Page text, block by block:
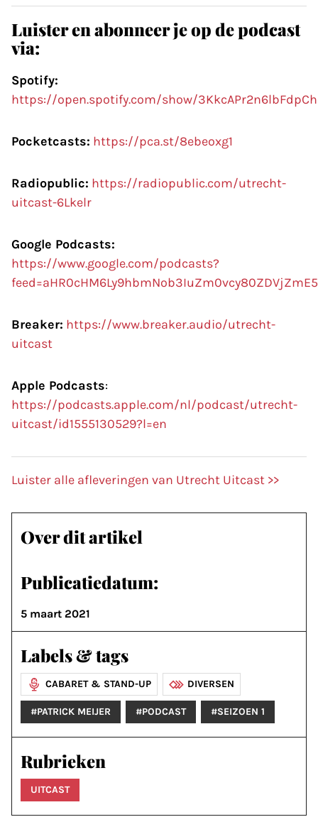
Luister en abonneer je op de podcast
via:
Spotify:
https://open.spotify.com/show/
Pocketcasts: https://pca.st/8ebeoxg1
Radiopublic: https://radiopublic.com/utrecht-
uitcast-6Lkelr
Google Podcasts:
https://www.google.com/podcasts?
Breaker: https://www.breaker.audio/utrecht-
uitcast
Apple Podcasts:
https://podcasts.apple.com/nl/podcast/utrecht-
uitcast/id1555130529?l=en
Luister alle afleveringen van Utrecht Uitcast >>
Over dit artikel
Publicatiedatum:
5 maart 2021
Labels & tags
CABARET & STAND-UP DIVERSEN
#PATRICK MEIJER #PODCAST #SEIZOEN 1
Rubrieken
UITCAST